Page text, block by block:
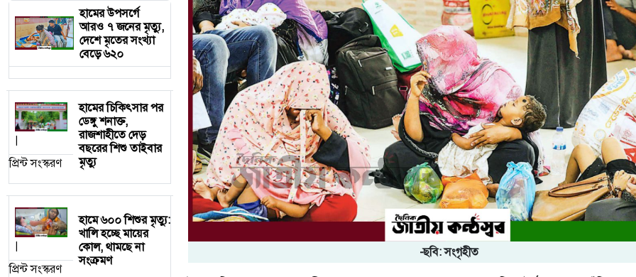
হামের উপসর্গে
আরও ৭ জনের মৃত্যু,
দেশে মৃতের সংখ্যা
বেড়ে ৬২০
প্রিন্ট সংস্করণ
হামের চিকিৎসার পর
ডেঙ্গু শনাক্ত,
রাজশাহীতে দেড়
বছরের শিশু তাইবার
মৃত্যু
|
প্রিন্ট সংস্করণ
হামে ৬০০ শিশুর মৃত্যু:
খালি হচ্ছে মায়ের
কোল, থামছে না
সংক্রমণ
-ছবি: সংগৃহীত